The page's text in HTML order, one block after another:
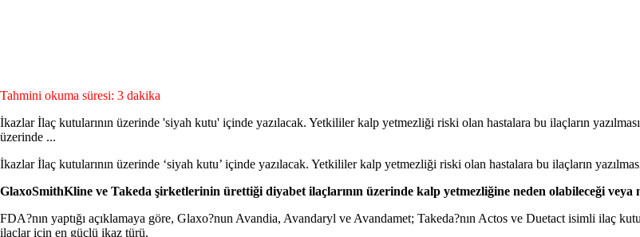
Tahmini okuma süresi: 3 dakika
İkazlar İlaç kutularının üzerinde 'siyah kutu' içinde yazılacak. Yetkililer kalp yetmezliği riski olan hastalara bu ilaçların
üzerinde ...
İkazlar İlaç kutularının üzerinde ‘siyah kutu’ içinde yazılacak. Yetkililer kalp yetmezliği riski olan hastalara bu ilaçların
GlaxoSmithKline ve Takeda şirketlerinin ürettiği diyabet ilaçlarının üzerinde kalp yetmezliğine neden olabileceği
FDA?nın yaptığı açıklamaya göre, Glaxo?nun Avandia, Avandaryl ve Avandamet; Takeda?nın Actos ve Duetact isimli ilaç
ilaçlar için en güçlü ikaz türü.